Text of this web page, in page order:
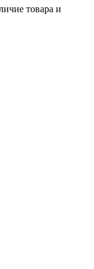
товара и